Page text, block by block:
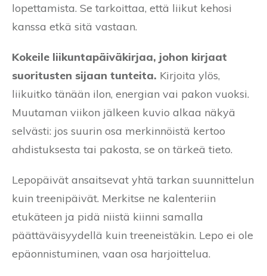
lopettamista. Se tarkoittaa, että liikut kehosi
kanssa etkä sitä vastaan.
Kokeile liikuntapäiväkirjaa, johon kirjaat
suoritusten sijaan tunteita. Kirjoita ylös,
liikuitko tänään ilon, energian vai pakon vuoksi.
Muutaman viikon jälkeen kuvio alkaa näkyä
selvästi: jos suurin osa merkinnöistä kertoo
ahdistuksesta tai pakosta, se on tärkeä tieto.
Lepopäivät ansaitsevat yhtä tarkan suunnittelun
kuin treenipäivät. Merkitse ne kalenteriin
etukäteen ja pidä niistä kiinni samalla
päättäväisyydellä kuin treeneistäkin. Lepo ei ole
epäonnistuminen, vaan osa harjoittelua.